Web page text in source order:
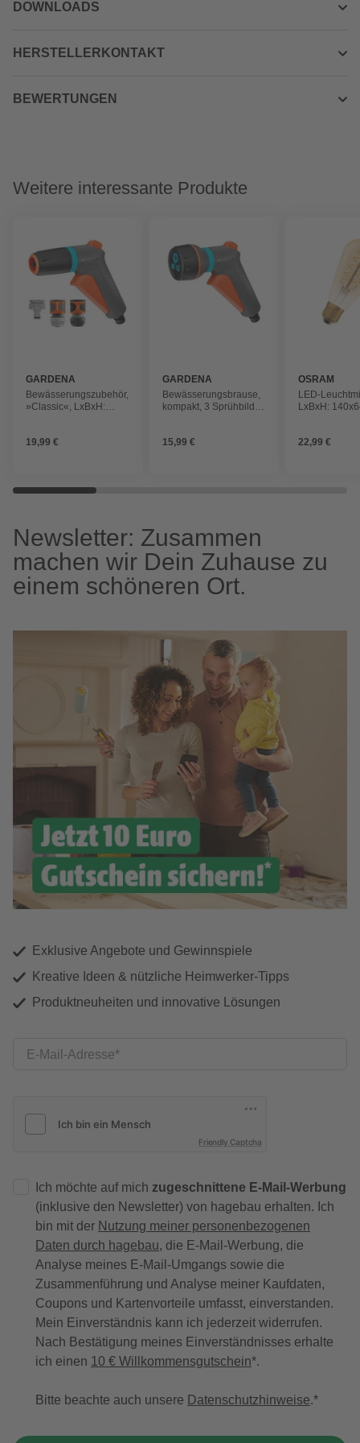
DOWNLOADS
HERSTELLERKONTAKT
BEWERTUNGEN
Weitere interessante Produkte
GARDENA
Bewässerungszubehör,
»Classic«, LxBxH:
19,99 €
GARDENA
Bewässerungsbrause,
kompakt, 3 Sprühbilder,
15,99 €
OSRAM
LED-
LxBxH:
22,99 €
Newsletter: Zusammen
machen wir Dein Zuhause zu
einem schöneren Ort.
Exklusive Angebote und Gewinnspiele
Kreative Ideen & nützliche Heimwerker-Tipps
Produktneuheiten und innovative Lösungen
E-Mail-Adresse
Friendly Captcha
Ich möchte auf mich zugeschnittene E-Mail-Werbung
(inklusive den Newsletter) von hagebau erhalten. Ich
bin mit der Nutzung meiner personenbezogenen
Daten durch hagebau, die E-Mail-Werbung, die
Analyse meines E-Mail-Umgangs sowie die
Zusammenführung und Analyse meiner Kaufdaten,
Coupons und Kartenvorteile umfasst, einverstanden.
Mein Einverständnis kann ich jederzeit widerrufen.
Nach Bestätigung meines Einverständnisses erhalte
ich einen 10 € Willkommensgutschein*.
Bitte beachte auch unsere Datenschutzhinweise.